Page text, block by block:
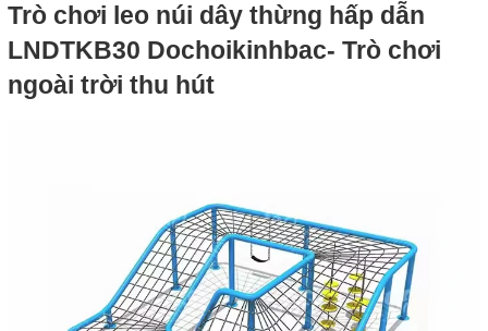
Trò chơi leo núi dây thừng hấp dẫn
LNDTKB30 Dochoikinhbac- Trò chơi
ngoài trời thu hút